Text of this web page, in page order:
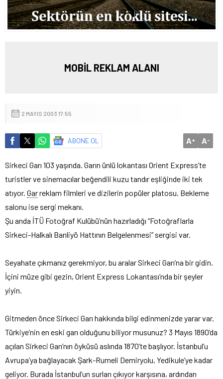
MOBİL REKLAM ALANI
2 MAYIS 2003 17:55
ABONE OL A+ A-
Sirkeci Garı 103 yaşında. Garın ünlü lokantası Orient Express’te
turistler ve sinemacılar beğendili kuzu tandır eşliğinde iki tek
atıyor. Garreklam filmleri ve dizilerin popüler platosu. Bekleme
salonu ise sergi mekanı.
Şu anda İTÜ Fotoğraf Kulübü’nün hazırladığı ‘‘Fotoğraflarla
Sirkeci-Halkalı Banliyö Hattının Belgelenmesi’’ sergisi var.
Seyahate çıkmanız gerekmiyor, bu aralar Sirkeci Garı’na bir gidin.
İçini müze gibi gezin, Orient Express Lokantası’nda bir şeyler
yiyin.
Gitmeden önce Sirkeci Garı hakkında bilgi edinmenizde yarar var.
Türkiye’nin en eski garı olduğunu biliyor musunuz? 3 Mayıs 1890’da
açılan Sirkeci Garı’nın öyküsü aslında 1870’te başlıyor. İstanbul’u
Avrupa’ya bağlayacak Şark-Rumeli Demiryolu, Yedikule’ye kadar
geliyor. Burada İstanbul’un surları çıkıyor karşısına, ardından